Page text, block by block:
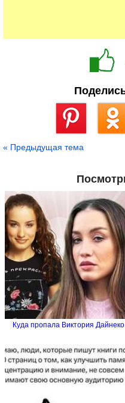
« Предыдущая тема
Куда пропала Виктория Дайнеко